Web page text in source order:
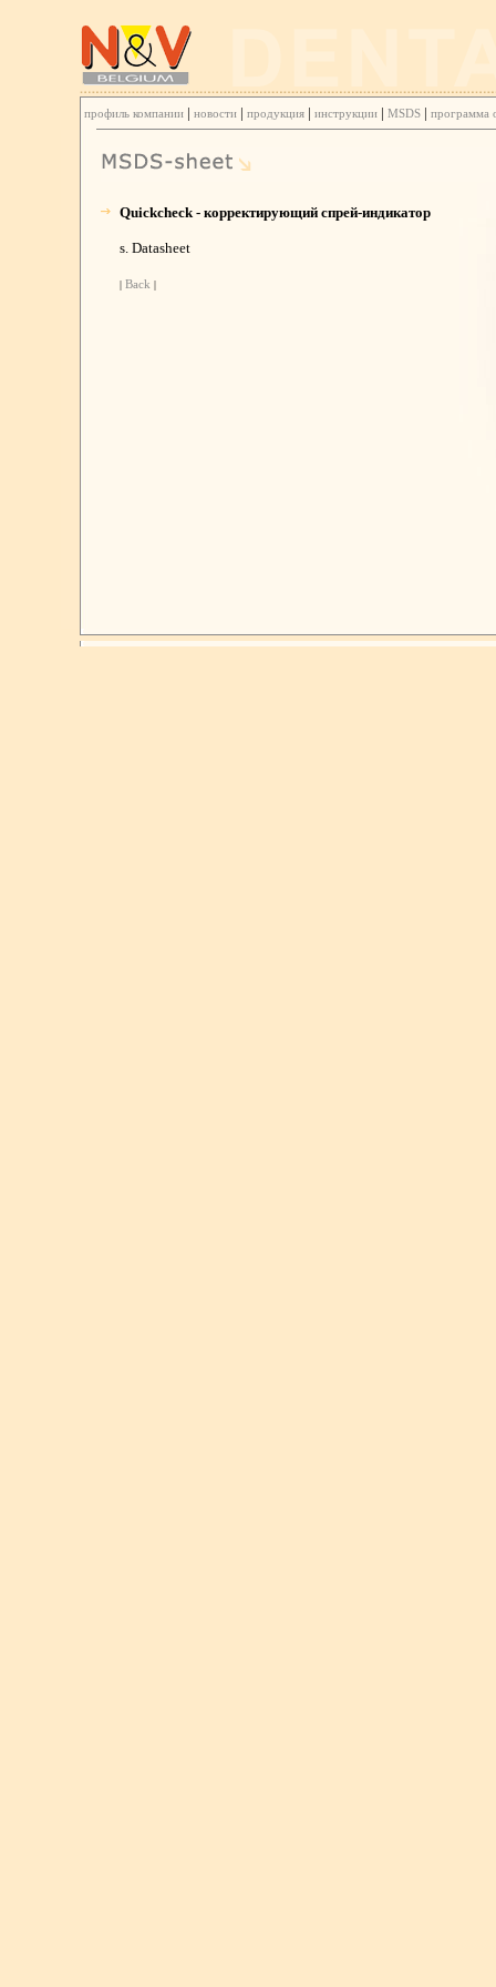
профиль компании| новости| продукция| инструкции| MSDS| программа
Quickcheck - корректирующий спрей-индикатор
s. Datasheet
| Back |